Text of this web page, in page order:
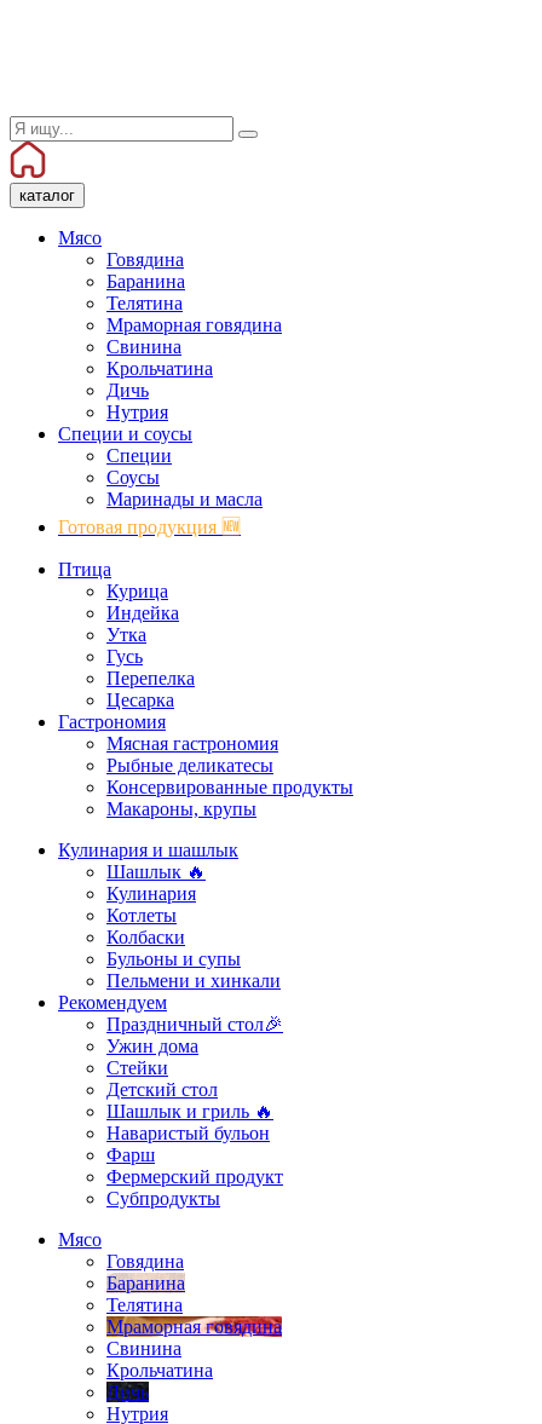
каталог
Мясо
Говядина
Баранина
Телятина
Мраморная говядина
Свинина
Крольчатина
Дичь
Нутрия
Специи и соусы
Специи
Соусы
Маринады и масла
Готовая продукция 🆕
Птица
Курица
Индейка
Утка
Гусь
Перепелка
Цесарка
Гастрономия
Мясная гастрономия
Рыбные деликатесы
Консервированные продукты
Макароны, крупы
Кулинария и шашлык
Шашлык 🔥
Кулинария
Котлеты
Колбаски
Бульоны и супы
Пельмени и хинкали
Рекомендуем
Праздничный стол🎉
Ужин дома
Стейки
Детский стол
Шашлык и гриль 🔥
Наваристый бульон
Фарш
Фермерский продукт
Субпродукты
Мясо
Говядина
Баранина
Телятина
Мраморная говядина
Свинина
Крольчатина
Дичь
Нутрия